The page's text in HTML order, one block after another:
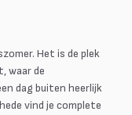
Het is de plek
waar de
dag buiten heerlijk
vind je complete